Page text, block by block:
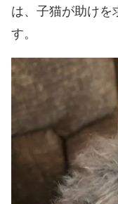
は、子猫が助けを
す。